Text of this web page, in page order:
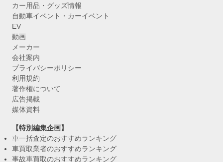
カー用品・グッズ情報
自動車イベント・カーイベント
EV
動画
メーカー
会社案内
プライバシーポリシー
利用規約
著作権について
広告掲載
媒体資料
【特別編集企画】
車一括査定のおすすめランキング
車買取業者のおすすめランキング
事故車買取のおすすめランキング